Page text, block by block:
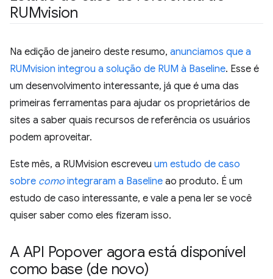
RUMvision
Na edição de janeiro deste resumo, anunciamos que a
RUMvision integrou a solução de RUM à Baseline. Esse é
um desenvolvimento interessante, já que é uma das
primeiras ferramentas para ajudar os proprietários de
sites a saber quais recursos de referência os usuários
podem aproveitar.
Este mês, a RUMvision escreveu um estudo de caso
sobre como integraram a Baseline ao produto. É um
estudo de caso interessante, e vale a pena ler se você
quiser saber como eles fizeram isso.
A API Popover agora está disponível
como base (de novo)